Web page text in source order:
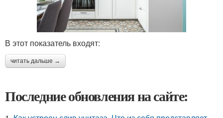
В этот показатель входят:
читать дальше →
Последние обновления на сайте: